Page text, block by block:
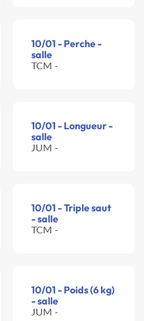
10/01 - Perche -
salle
TCM -
10/01 - Longueur -
salle
JUM -
10/01 - Triple saut
- salle
TCM -
10/01 - Poids (6 kg)
- salle
JUM -